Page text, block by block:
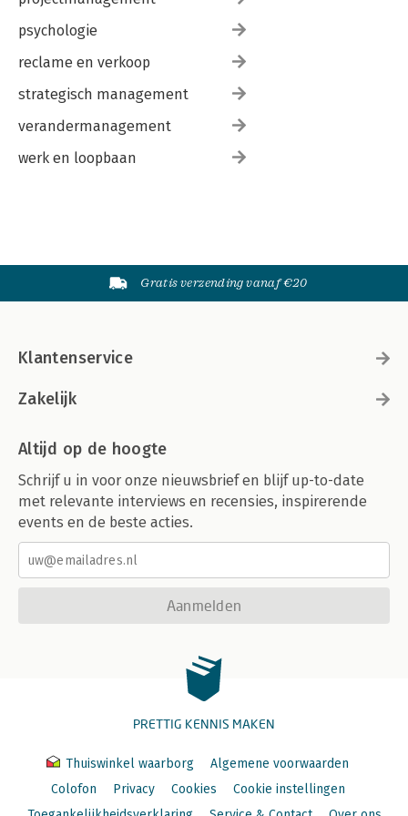
Index
psychologie
reclame en verkoop
strategisch management
verandermanagement
werk en loopbaan
Gratis verzending vanaf €20
Klantenservice
Zakelijk
Altijd op de hoogte
Schrijf u in voor onze nieuwsbrief en blijf up-to-date
met relevante interviews en recensies, inspirerende
events en de beste acties.
Aanmelden
PRETTIG KENNIS MAKEN
Thuiswinkel waarborg
Algemene voorwaarden
Colofon
Privacy Cookies
Cookie instellingen